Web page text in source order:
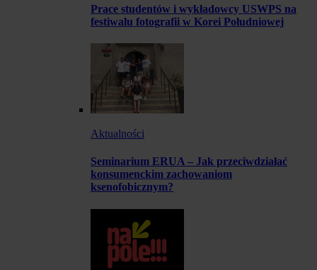
Prace studentów i wykładowcy USWPS na
festiwalu fotografii w Korei Południowej
Aktualności
Seminarium ERUA – Jak przeciwdziałać
konsumenckim zachowaniom
ksenofobicznym?